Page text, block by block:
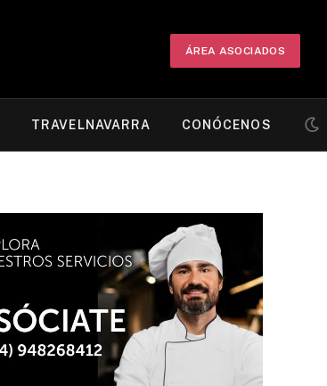
ÁREA ASOCIADOS
TRAVELNAVARRA CONÓCENOS